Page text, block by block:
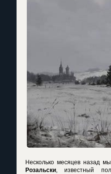
Несколько месяцев назад
Розальски, известный